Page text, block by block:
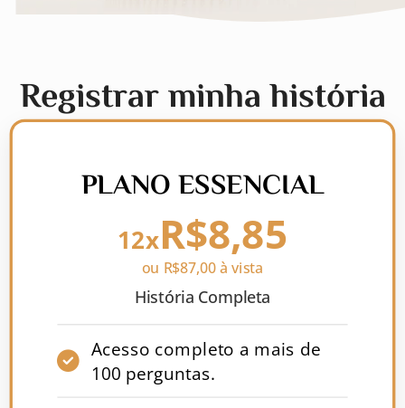
Registrar minha história
PLANO ESSENCIAL
12xR$8,85
ou R$87,00 à vista
História Completa
Acesso completo a mais de
100 perguntas.